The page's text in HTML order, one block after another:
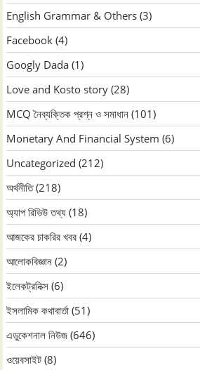
English Grammar & Others (3)
Facebook (4)
Googly Dada (1)
Love and Kosto story (28)
MCQ নৈব্যক্তিক প্রশ্ন ও সমাধান (101)
Monetary And Financial System (6)
Uncategorized (212)
অর্থনীতি(218)
অ্যাপ রিভিউ তথ্য (18)
আজকের চাকরির খবর (4)
আলোকবিজ্ঞান (2)
ইলেকট্রনিক্স (6)
ইসলামিক কথাবার্তা (51)
এডুকেশনাল নিউজ (646)
ওয়েবসাইট (8)